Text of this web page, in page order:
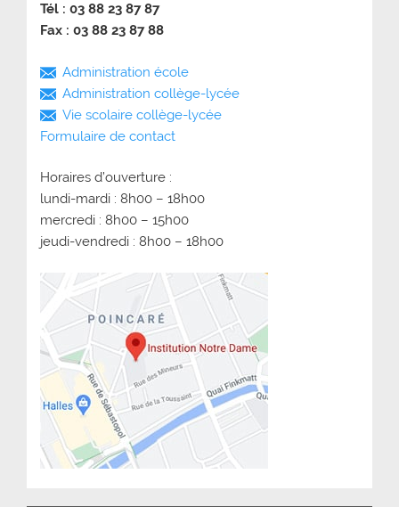
Tél : 03 88 23 87 87
Fax : 03 88 23 87 88
Administration école
Administration collège-lycée
Vie scolaire collège-lycée
Formulaire de contact
Horaires d’ouverture :
lundi-mardi : 8h00 – 18h00
mercredi : 8h00 – 15h00
jeudi-vendredi : 8h00 – 18h00